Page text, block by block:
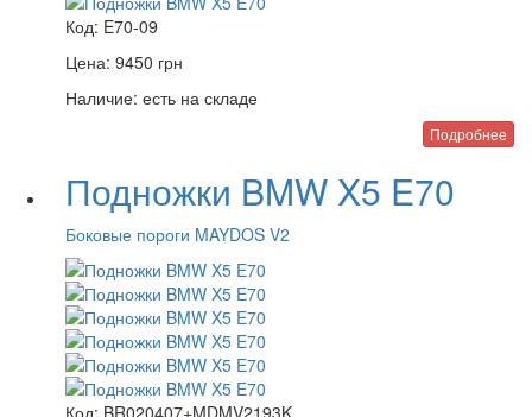
Код: E70-09
Цена: 9450 грн
Наличие: есть на складе
Подробнее
Подножки BMW X5 E70
Боковые пороги MAYDOS V2
Код: BR020407+MDMV2193K